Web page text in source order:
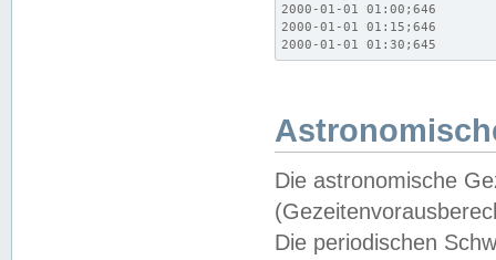
2000-01-01 01:00;646
2000-01-01 01:15;646
2000-01-01 01:30;645
Die astronomische
Die periodischen